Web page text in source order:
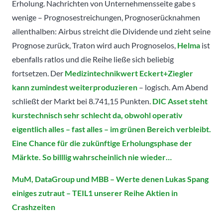
Erholung. Nachrichten von Unternehmensseite gabe s
wenige – Prognosestreichungen, Prognoserücknahmen
allenthalben: Airbus streicht die Dividende und zieht seine
Prognose zurück, Traton wird auch Prognoselos, Helma ist
ebenfalls ratlos und die Reihe ließe sich beliebig
fortsetzen. Der Medizintechnikwert Eckert+Ziegler
kann zumindest weiterproduzieren – logisch. Am Abend
schließt der Markt bei 8.741,15 Punkten. DIC Asset steht
kurstechnisch sehr schlecht da, obwohl operativ
eigentlich alles – fast alles – im grünen Bereich verbleibt.
Eine Chance für die zukünftige Erholungsphase der
Märkte. So billlig wahrscheinlich nie wieder…
MuM, DataGroup und MBB – Werte denen Lukas Spang
einiges zutraut – TEIL1 unserer Reihe Aktien in
Crashzeiten